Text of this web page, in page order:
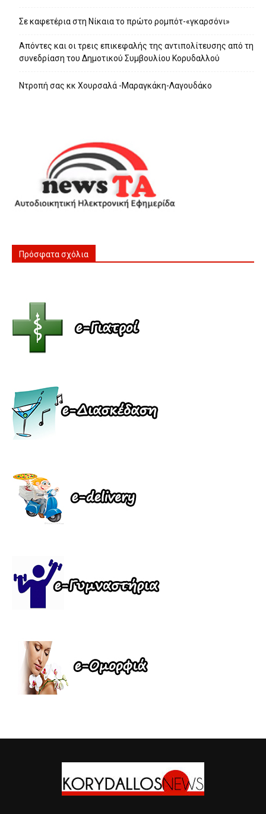
Σε καφετέρια στη Νίκαια το πρώτο ρομπότ-«γκαρσόνι»
Απόντες και οι τρεις επικεφαλής της αντιπολίτευσης από τη
συνεδρίαση του Δημοτικού Συμβουλίου Κορυδαλλού
Ντροπή σας κκ Χουρσαλά -Μαραγκάκη-Λαγουδάκο
Πρόσφατα σχόλια